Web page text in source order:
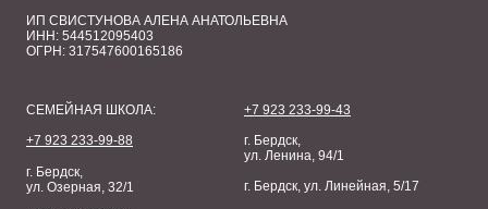
ИП СВИСТУНОВА АЛЕНА АНАТОЛЬЕВНА
ИНН: 544512095403
ОГРН: 317547600165186
СЕМЕЙНАЯ ШКОЛА:
+7 923 233-99-88
г. Бердск,
ул. Озерная, 32/1
+7 923 233-99-43
г. Бердск,
ул. Ленина, 94/1
г. Бердск, ул. Линейная, 5/17